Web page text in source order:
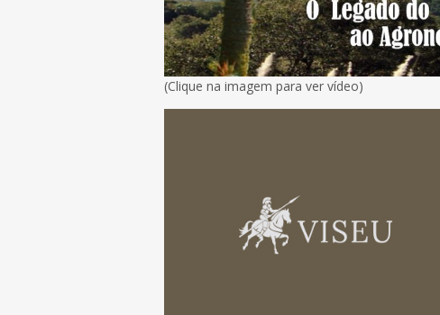
(Clique na imagem para ver vídeo)